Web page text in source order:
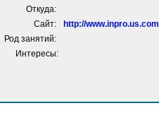
Откуда:
Сайт:
http://www.inpro.us.com
Род занятий:
Интересы: